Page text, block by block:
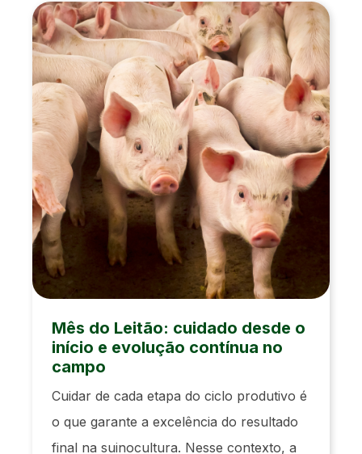
Mês do Leitão: cuidado desde o
início e evolução contínua no
campo
Cuidar de cada etapa do ciclo produtivo é
o que garante a excelência do resultado
final na suinocultura. Nesse contexto, a